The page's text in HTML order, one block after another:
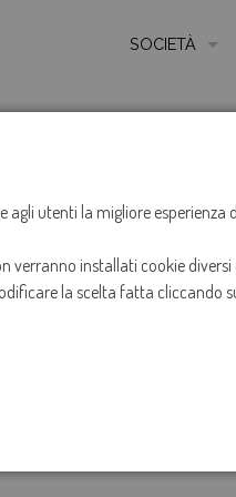
agli utenti la migliore
verranno installati cookie
la scelta fatta cliccando
SOCIETÀ
MISSIONE
MODELLO DI